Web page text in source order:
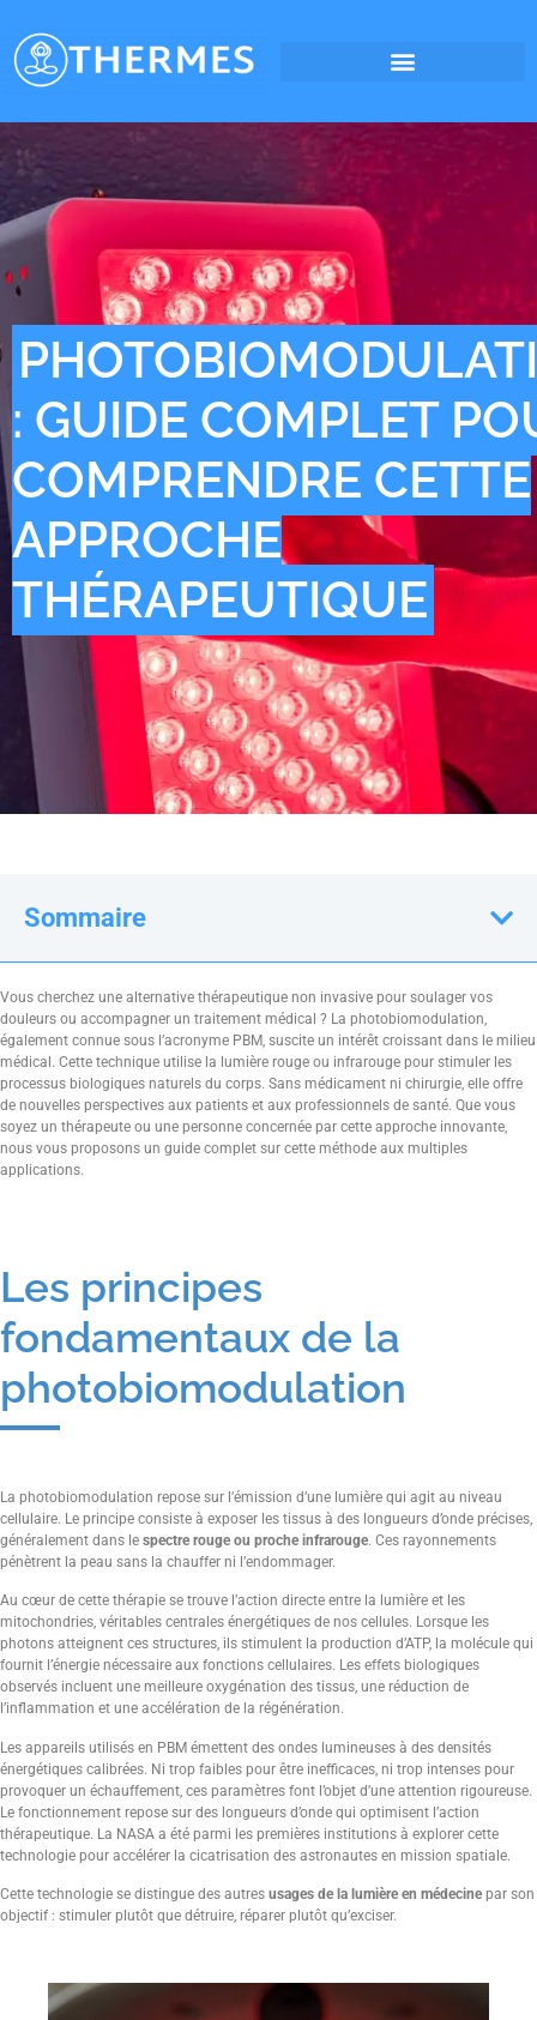
: GUIDE COMPLET
COMPRENDRE CETTE
APPROCHE
THÉRAPEUTIQUE
Sommaire
Vous cherchez une alternative thérapeutique non invasive pour soulager vos
douleurs ou accompagner un traitement médical ? La photobiomodulation,
également connue sous l’acronyme PBM, suscite un intérêt croissant dans le milieu
médical. Cette technique utilise la lumière rouge ou infrarouge pour stimuler les
processus biologiques naturels du corps. Sans médicament ni chirurgie, elle offre
de nouvelles perspectives aux patients et aux professionnels de santé. Que vous
soyez un thérapeute ou une personne concernée par cette approche innovante,
nous vous proposons un guide complet sur cette méthode aux multiples
applications.
Les principes
fondamentaux de la
photobiomodulation
La photobiomodulation repose sur l’émission d’une lumière qui agit au niveau
cellulaire. Le principe consiste à exposer les tissus à des longueurs d’onde précises,
généralement dans le spectre rouge ou proche infrarouge. Ces rayonnements
pénètrent la peau sans la chauffer ni l’endommager.
Au cœur de cette thérapie se trouve l’action directe entre la lumière et les
mitochondries, véritables centrales énergétiques de nos cellules. Lorsque les
photons atteignent ces structures, ils stimulent la production d’ATP, la molécule qui
fournit l’énergie nécessaire aux fonctions cellulaires. Les effets biologiques
observés incluent une meilleure oxygénation des tissus, une réduction de
l’inflammation et une accélération de la régénération.
Les appareils utilisés en PBM émettent des ondes lumineuses à des densités
énergétiques calibrées. Ni trop faibles pour être inefficaces, ni trop intenses pour
provoquer un échauffement, ces paramètres font l’objet d’une attention rigoureuse.
Le fonctionnement repose sur des longueurs d’onde qui optimisent l’action
thérapeutique. La NASA a été parmi les premières institutions à explorer cette
technologie pour accélérer la cicatrisation des astronautes en mission spatiale.
Cette technologie se distingue des autres usages de la lumière en médecine par son
objectif : stimuler plutôt que détruire, réparer plutôt qu’exciser.